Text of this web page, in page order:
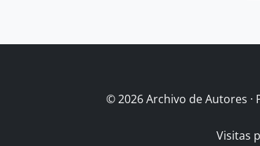
© 2026 Archivo de Autores ·
Visitas